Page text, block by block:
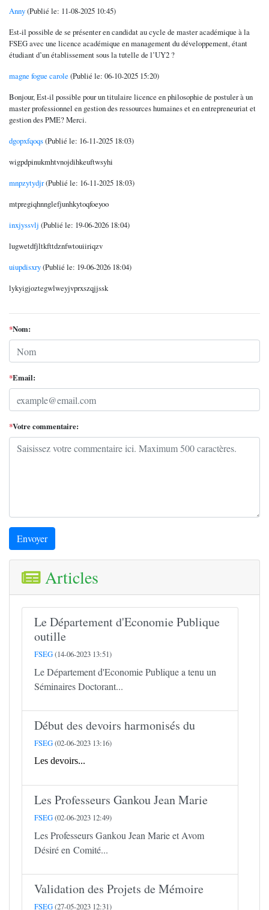
Anny(Publié le: 11-08-2025 10:45)
Est-il possible de se présenter en candidat au cycle de master académique à la
FSEG avec une licence académique en management du développement, étant
étudiant d’un établissement sous la tutelle de l’UY2 ?
magne fogue carole (Publié le: 06-10-2025 15:20)
Bonjour, Est-il possible pour un titulaire licence en philosophie de postuler à un
master professionnel en gestion des ressources humaines et en entrepreneuriat et
gestion des PME? Merci.
dgopxfqoqs(Publié le: 16-11-2025 18:03)
wigpdpinukmhtvnojdihkeuftwsyhi
mnpzytydjr(Publié le: 16-11-2025 18:03)
mtpregiqhnnglefjunhkytoqfoeyoo
inxjyssvlj (Publié le: 19-06-2026 18:04)
lugwetdfjltkfttdznfwtouiiriqzv
uiupdisxry(Publié le: 19-06-2026 18:04)
lykyigjoztegwlweyjvprxszqjjssk
*Nom:
*Email:
*Votre commentaire:
Envoyer
Articles
Le Département d'Economie Publique
outille
FSEG(14-06-2023 13:51)
Le Département d'Economie Publique a tenu un
Séminaires Doctorant...
Début des devoirs harmonisés du
FSEG(02-06-2023 13:16)
Les devoirs...
Les Professeurs Gankou Jean Marie
FSEG(02-06-2023 12:49)
Les Professeurs Gankou Jean Marie et Avom
Désiré en Comité...
Validation des Projets de Mémoire
FSEG(27-05-2023 12:31)